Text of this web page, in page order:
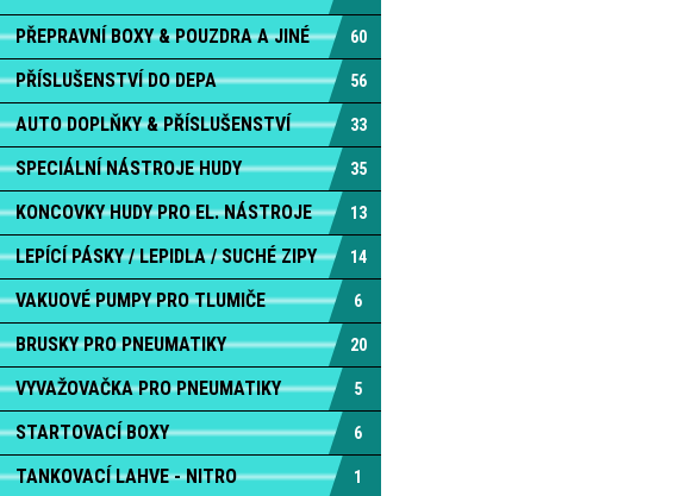
PŘEPRAVNÍ BOXY & POUZDRA A JINÉ 60
PŘÍSLUŠENSTVÍ DO DEPA 56
AUTO DOPLŇKY & PŘÍSLUŠENSTVÍ 33
SPECIÁLNÍ NÁSTROJE HUDY 35
KONCOVKY HUDY PRO EL. NÁSTROJE 13
LEPÍCÍ PÁSKY / LEPIDLA / SUCHÉ ZIPY 14
VAKUOVÉ PUMPY PRO TLUMIČE 6
BRUSKY PRO PNEUMATIKY 20
VYVAŽOVAČKA PRO PNEUMATIKY 5
STARTOVACÍ BOXY 6
TANKOVACÍ LAHVE - NITRO 1